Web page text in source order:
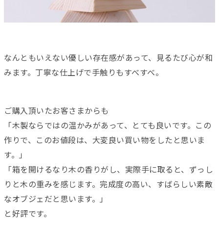
なんともいえない優しい存在感があって、見るたび心が和
みます。丁寧な仕上げで手触りもすべすべ。
ご購入頂いたお客さまからも
「木製ならではの温かみがあって、とても良いです。この
作りで、このお値段は、大変良い買い物をしたと思いま
す。」
「箱を開けるなり木の香りがし、実際手に取ると、ずっし
りと木の重みを感じます。完成度の高い、すばらしい素敵
なオブジェだと思います。」
と好評です。